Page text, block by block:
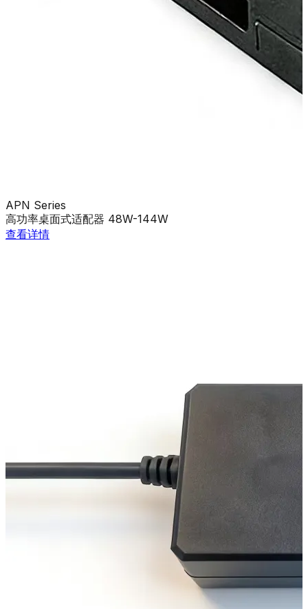
APN Series
高功率桌面式适配器 48W-144W
查看详情